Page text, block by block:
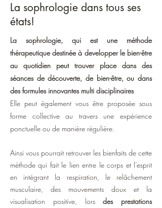
La sophrologie dans tous ses
états!
La sophrologie, qui est une méthode
thérapeutique destinée à developper le bien-être
au quotidien peut trouver place dans des
séances de découverte, de bien-être, ou dans
des formules innovantes multi disciplinaires
Elle peut également vous être proposée sous
forme collective au travers une expérience
ponctuelle ou de manière régulière.
Ainsi vous pourrait retrouver les bienfaits de cette
méthode qui fait le lien entre le corps et l’esprit
en intégrant la respiration, le relâchement
musculaire, des mouvements doux et la
visualisation positive, lorsdes prestations